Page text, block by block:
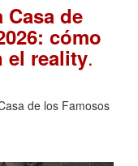
de
cómo
el reality.
de los Famosos